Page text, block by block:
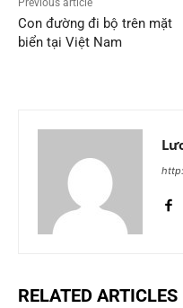
Previous article
Con đường đi bộ trên mặt
biển tại Việt Nam
RELATED ARTICLES